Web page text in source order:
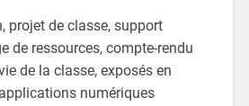
projet de classe, support
de ressources, compte-rendu
de la classe, exposés en
numériques